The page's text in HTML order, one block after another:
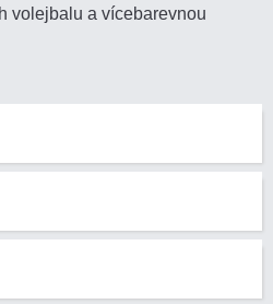
volejbalu a vícebarevnou